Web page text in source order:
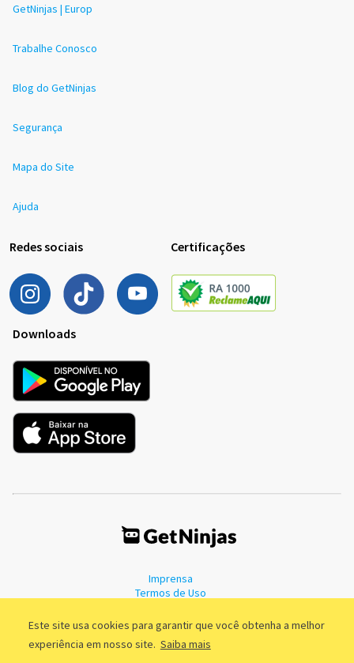
Este site usa cookies para garantir que você obtenha a melhor
experiência em nosso site. Saiba mais
GetNinjas | Europ
Trabalhe Conosco
Blog do GetNinjas
Segurança
Mapa do Site
Ajuda
Redes sociais Certificações
Downloads
Imprensa
Termos de Uso